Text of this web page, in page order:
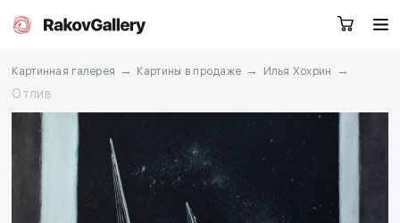
Екатеринбург
EN
Заказать звонок
Картинная галерея → Картины в продаже → Илья Хохрин
→
Отлив